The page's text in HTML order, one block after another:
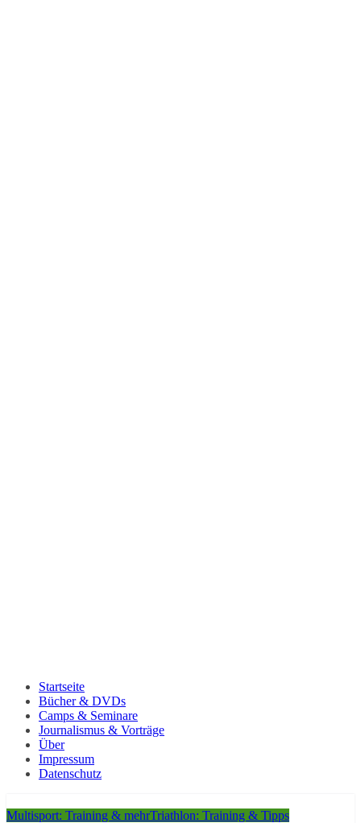
Startseite
Bücher & DVDs
Camps & Seminare
Journalismus & Vorträge
Über
Impressum
Datenschutz
Multisport: Training & mehrTriathlon: Training & Tipps